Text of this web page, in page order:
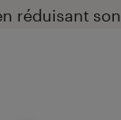
réduisant